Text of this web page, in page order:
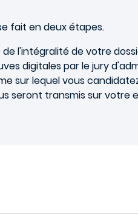
fait en deux étapes.
l'intégralité de votre
digitales par le jury
sur lequel vous
seront transmis sur votre